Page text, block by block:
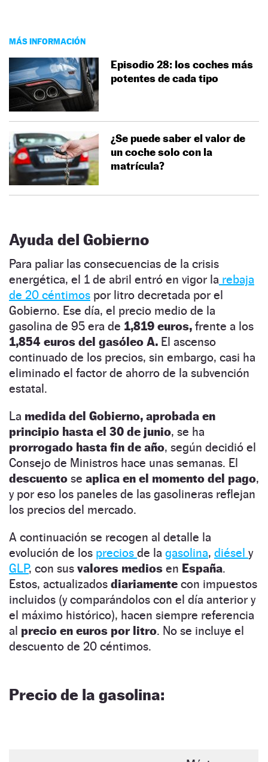
MÁS INFORMACIÓN
Episodio 28: los coches más
potentes de cada tipo
¿Se puede saber el valor de
un coche solo con la
matrícula?
Ayuda del Gobierno
Para paliar las consecuencias de la crisis
energética, el 1 de abril entró en vigor la rebaja
de 20 céntimos por litro decretada por el
Gobierno. Ese día, el precio medio de la
gasolina de 95 era de 1,819 euros, frente a los
1,854 euros del gasóleo A. El ascenso
continuado de los precios, sin embargo, casi ha
eliminado el factor de ahorro de la subvención
estatal.
La medida del Gobierno, aprobada en
principio hasta el 30 de junio, se ha
prorrogado hasta fin de año, según decidió el
Consejo de Ministros hace unas semanas. El
descuento se aplica en el momento del pago,
y por eso los paneles de las gasolineras reflejan
los precios del mercado.
A continuación se recogen al detalle la
evolución de los precios de la gasolina, diésel y
GLP, con sus valores medios en España.
Estos, actualizados diariamente con impuestos
incluidos (y comparándolos con el día anterior y
el máximo histórico), hacen siempre referencia
al precio en euros por litro. No se incluye el
descuento de 20 céntimos.
Precio de la gasolina: